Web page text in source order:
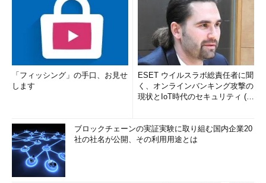
「フィッシング」の手口、お見せ
します
ESET ウイルスラボ総責任者に聞
く、オンラインバンキング攻撃の
現状とIoT時代のセキュリティ (1/
ブロックチェーンの実証実験に取り組む国内企業20
社の社名が公開、その利用用途とは